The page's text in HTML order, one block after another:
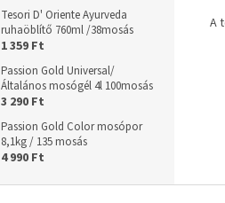
Tesori D' Oriente Ayurveda
ruhaöblítő 760ml /38mosás
1 359 Ft
Passion Gold Universal/
Általános mosógél 4l 100mosás
3 290 Ft
Passion Gold Color mosópor
8,1kg / 135 mosás
4 990 Ft
A